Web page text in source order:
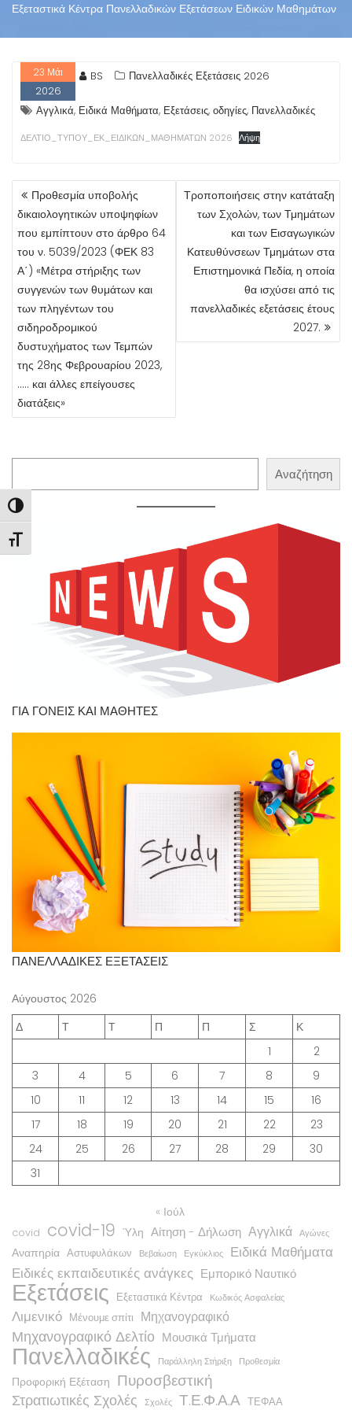
Εναλλαγή Υψηλής Αντίθεσης
Εναλλαγή Μεγέθους Γραμμάτων
Εξεταστικά Κέντρα Πανελλαδικών Εξετάσεων Ειδικών Μαθημάτων
23 Μάι
2026
BS Πανελλαδικές Εξετάσεις 2026
Αγγλικά, Ειδικά Μαθήματα, Εξετάσεις, οδηγίες, Πανελλαδικές
ΔΕΛΤΙΟ_ΤΥΠΟΥ_ΕΚ_ΕΙΔΙΚΩΝ_ΜΑΘΗΜΑΤΩΝ 2026 Λήψη
ΠΛΟΉΓΗΣΗ
ΆΡΘΡΩΝ
Προθεσμία υποβολής
δικαιολογητικών υποψηφίων
που εμπίπτουν στο άρθρο 64
του ν. 5039/2023 (ΦΕΚ 83
Α΄) «Μέτρα στήριξης των
συγγενών των θυμάτων και
των πληγέντων του
σιδηροδρομικού
δυστυχήματος των Τεμπών
της 28ης Φεβρουαρίου 2023,
….. και άλλες επείγουσες
διατάξεις»
Τροποποιήσεις στην κατάταξη
των Σχολών, των Τμημάτων
και των Εισαγωγικών
Κατευθύνσεων Τμημάτων στα
Επιστημονικά Πεδία, η οποία
θα ισχύσει από τις
πανελλαδικές εξετάσεις έτους
2027.
Αναζήτηση
ΓΙΑ ΓΟΝΕΙΣ ΚΑΙ ΜΑΘΗΤΕΣ
ΠΑΝΕΛΛΑΔΙΚΕΣ ΕΞΕΤΑΣΕΙΣ
Αύγουστος 2026
Δ
Τ Τ Π Π Σ
Κ
1
2
3
4 5 6 7 8
9
10
11 12 13 14 15
16
17
18 19 20 21 22
23
24
25 26 27 28 29
30
31
« Ιούλ
covid covid-19 Ύλη Αίτηση - Δήλωση Αγγλικά Αγώνες
Αναπηρία Αστυφυλάκων Βεβαίωση Εγκύκλιος Ειδικά Μαθήματα
Ειδικές εκπαιδευτικές ανάγκες Εμπορικό Ναυτικό
Εξετάσεις Εξεταστικά Κέντρα Κωδικός Ασφαλείας
Λιμενικό Μένουμε σπίτι Μηχανογραφικό
Μηχανογραφικό Δελτίο Μουσικά Τμήματα
Πανελλαδικές Παράλληλη Στήριξη Προθεσμία
Προφορική Εξέταση Πυροσβεστική
Στρατιωτικές Σχολές
Σχολές Τ.Ε.Φ.Α.Α ΤΕΦΑΑ